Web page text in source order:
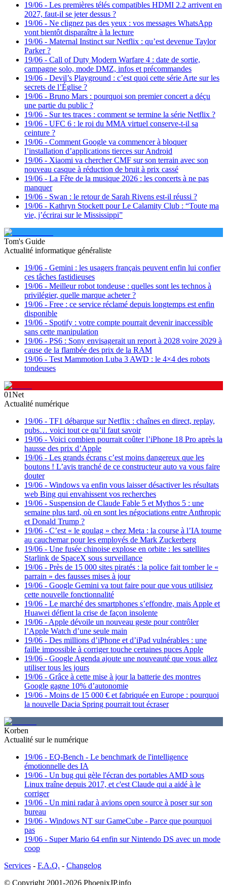
19/06 - Les premières télés compatibles HDMI 2.2 arrivent en
2027, faut-il se jeter dessus ?
19/06 - Ne clignez pas des yeux : vos messages WhatsApp
vont bientôt disparaître à la lecture
19/06 - Maternal Instinct sur Netflix : qu’est devenue Taylor
Parker ?
19/06 - Call of Duty Modern Warfare 4 : date de sortie,
campagne solo, mode DMZ, infos et précommandes
19/06 - Devil’s Playground : c’est quoi cette série Arte sur les
secrets de l’Église ?
19/06 - Bruno Mars : pourquoi son premier concert a déçu
une partie du public ?
19/06 - Sur tes traces : comment se termine la série Netflix ?
19/06 - UFC 6 : le roi du MMA virtuel conserve-t-il sa
ceinture ?
19/06 - Comment Google va commencer à bloquer
l’installation d’applications tierces sur Android
19/06 - Xiaomi va chercher CMF sur son terrain avec son
nouveau casque à réduction de bruit à prix cassé
19/06 - La Fête de la musique 2026 : les concerts à ne pas
manquer
19/06 - Swan : le retour de Sarah Rivens est-il réussi ?
19/06 - Kathryn Stockett pour Le Calamity Club : “Toute ma
vie, j’écrirai sur le Mississippi”
Tom's Guide
Actualité informatique généraliste
19/06 - Gemini : les usagers français peuvent enfin lui confier
ces tâches fastidieuses
19/06 - Meilleur robot tondeuse : quelles sont les technos à
privilégier, quelle marque acheter ?
19/06 - Free : ce service réclamé depuis longtemps est enfin
disponible
19/06 - Spotify : votre compte pourrait devenir inaccessible
sans cette manipulation
19/06 - PS6 : Sony envisagerait un report à 2028 voire 2029 à
cause de la flambée des prix de la RAM
19/06 - Test Mammotion Luba 3 AWD : le 4×4 des robots
tondeuses
01Net
Actualité numérique
19/06 - TF1 débarque sur Netflix : chaînes en direct, replay,
pubs… voici tout ce qu’il faut savoir
19/06 - Voici combien pourrait coûter l’iPhone 18 Pro après la
hausse des prix d’Apple
19/06 - Les grands écrans c’est moins dangereux que les
boutons ! L’avis tranché de ce constructeur auto va vous faire
douter
19/06 - Windows va enfin vous laisser désactiver les résultats
web Bing qui envahissent vos recherches
19/06 - Suspension de Claude Fable 5 et Mythos 5 : une
semaine plus tard, où en sont les négociations entre Anthropic
et Donald Trump ?
19/06 - C’est « le goulag » chez Meta : la course à l’IA tourne
au cauchemar pour les employés de Mark Zuckerberg
19/06 - Une fusée chinoise explose en orbite : les satellites
Starlink de SpaceX sous surveillance
19/06 - Près de 15 000 sites piratés : la police fait tomber le «
parrain » des fausses mises à jour
19/06 - Google Gemini va tout faire pour que vous utilisiez
cette nouvelle fonctionnalité
19/06 - Le marché des smartphones s’effondre, mais Apple et
Huawei défient la crise de façon insolente
19/06 - Apple dévoile un nouveau geste pour contrôler
l’Apple Watch d’une seule main
19/06 - Des millions d’iPhone et d’iPad vulnérables : une
faille impossible à corriger touche certaines puces Apple
19/06 - Google Agenda ajoute une nouveauté que vous allez
utiliser tous les jours
19/06 - Grâce à cette mise à jour la batterie des montres
Google gagne 10% d’autonomie
19/06 - Moins de 15 000 € et fabriquée en Europe : pourquoi
la nouvelle Dacia Spring pourrait tout écraser
Korben
Actualité sur le numérique
19/06 - EQ-Bench - Le benchmark de l'intelligence
émotionnelle des IA
19/06 - Un bug qui gèle l'écran des portables AMD sous
Linux traîne depuis 2017, et c'est Claude qui a aidé à le
corriger
19/06 - Un mini radar à avions open source à poser sur son
bureau
19/06 - Windows NT sur GameCube - Parce que pourquoi
pas
19/06 - Super Mario 64 enfin sur Nintendo DS avec un mode
coop
Services - F.A.Q. - Changelog
© Copyright 2001-2026 PhoenixJP.info